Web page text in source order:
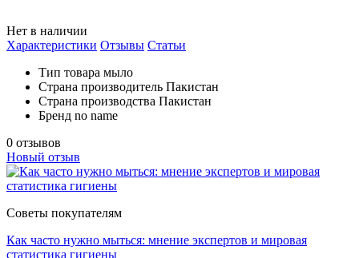
Нет в наличии
Характеристики Отзывы Статьи
Тип товара мыло
Страна производитель Пакистан
Страна производства Пакистан
Бренд no name
0 отзывов
Новый отзыв
Советы покупателям
Как часто нужно мыться: мнение экспертов и мировая
статистика гигиены